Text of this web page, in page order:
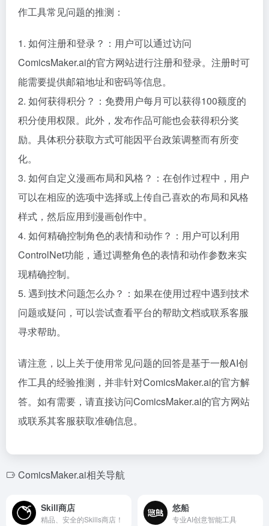
作工具常见问题的推测：
1. 如何注册和登录？：用户可以通过访问
ComicsMaker.ai的官方网站进行注册和登录。注册时可
能需要提供邮箱地址和密码等信息。
2. 如何获得积分？：免费用户每月可以获得100额度的
积分使用权限。此外，发布作品可能也会获得积分奖
励。具体积分获取方式可能因平台政策调整而有所变
化。
3. 如何自定义漫画布局和风格？：在创作过程中，用户
可以在相应的选项中选择或上传自己喜欢的布局和风格
样式，然后应用到漫画创作中。
4. 如何精确控制角色的表情和动作？：用户可以利用
ControlNet功能，通过调整角色的表情和动作参数来实
现精确控制。
5. 遇到技术问题怎么办？：如果在使用过程中遇到技术
问题或疑问，可以尝试查看平台的帮助文档或联系客服
寻求帮助。
请注意，以上关于使用常见问题的回答是基于一般AI创
作工具的经验推测，并非针对ComicsMaker.ai的官方解
答。如有需要，请直接访问ComicsMaker.ai的官方网站
或联系其客服获取准确信息。
ComicsMaker.ai相关导航
Skill商店
精品、安全的Skills商店！
悠船
专业AI创意智能工具